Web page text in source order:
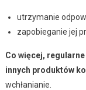
utrzymanie
zapobieganie jej
Co więcej,
innych produktów
wchłanianie.